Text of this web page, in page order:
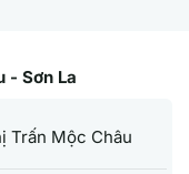
- Sơn La
Trấn Mộc Châu